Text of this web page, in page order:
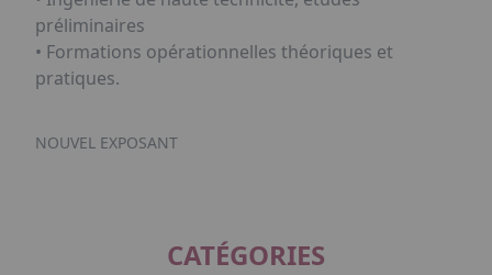
préliminaires
• Formations opérationnelles théoriques et
pratiques.
NOUVEL EXPOSANT
CATÉGORIES